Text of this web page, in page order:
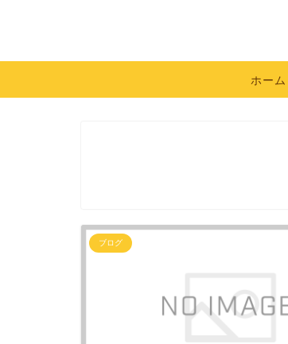
ホーム
ブログ